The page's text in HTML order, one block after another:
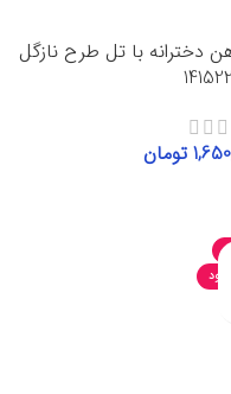
دخترانه با تل طرح نازگل
تومان
-